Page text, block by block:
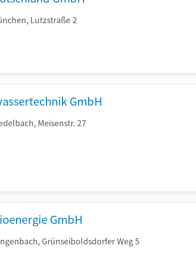
Lutzstraße 2
GmbH
Meisenstr. 27
GmbH
Grünseiboldsdorfer Weg 5